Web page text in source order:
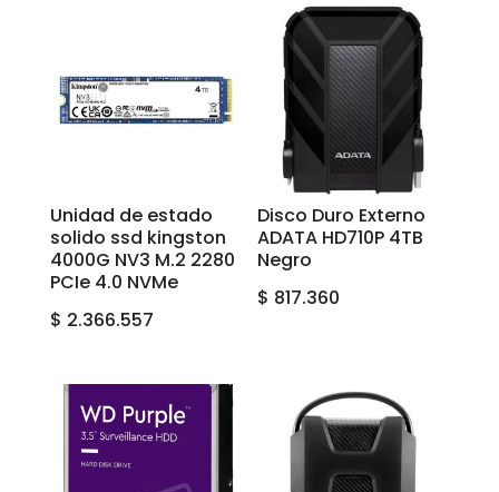
Unidad de estado
solido ssd kingston
4000G NV3 M.2 2280
PCIe 4.0 NVMe
$ 2.366.557
Disco Duro Externo
ADATA HD710P 4TB
Negro
$ 817.360